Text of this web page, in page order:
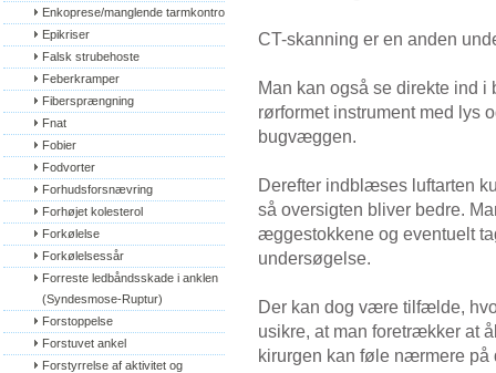
Enkoprese/manglende tarmkontrol
Epikriser
Falsk strubehoste
Feberkramper
Fibersprængning
Fnat
Fobier
Fodvorter
Forhudsforsnævring
Forhøjet kolesterol
Forkølelse
Forkølelsessår
Forreste ledbåndsskade i anklen
(Syndesmose-Ruptur)
Forstoppelse
Forstuvet ankel
Forstyrrelse af aktivitet og
CT-skanning er en anden
Man kan også se direkte ind
rørformet instrument med lys
bugvæggen.
Derefter indblæses luftarten
så oversigten bliver bedre.
æggestokkene og eventuelt
undersøgelse.
Der kan dog være tilfælde,
usikre, at man foretrækker at
kirurgen kan føle nærmere på